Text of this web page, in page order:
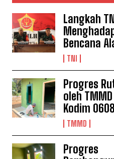
Langkah
Bencana
TNI
Progres
oleh
Kodim
TMMD
Progres